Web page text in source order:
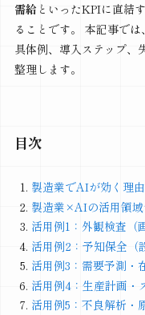
需給 といったKPIに直結
ることです。 本記事で
具体例、導入ステップ、
整理します。
目次
製造業でAIが効く理
製造業×AIの活用領
活用例1：外観検査（
活用例2：予知保全（
活用例3：需要予測・
活用例4：生産計画・
活用例5：不良解析・